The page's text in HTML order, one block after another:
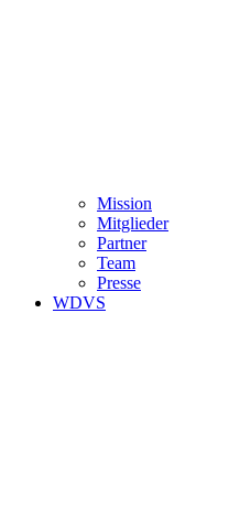
Mission
Mitglieder
Partner
Team
Presse
WDVS